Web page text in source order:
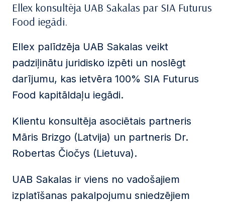
Ellex konsultēja UAB Sakalas par SIA Futurus
Food iegādi.
Ellex palīdzēja UAB Sakalas veikt
padziļinātu juridisko izpēti un noslēgt
darījumu, kas ietvēra 100% SIA Futurus
Food kapitāldaļu iegādi.
Klientu konsultēja asociētais partneris
Māris Brizgo (Latvija) un partneris Dr.
Robertas Čiočys (Lietuva).
UAB Sakalas ir viens no vadošajiem
izplatīšanas pakalpojumu sniedzējiem